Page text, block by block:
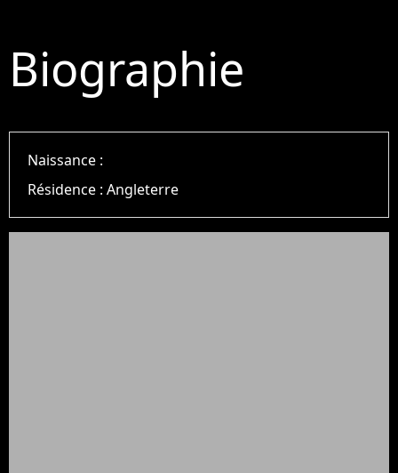
Biographie
Naissance :
Résidence :Angleterre